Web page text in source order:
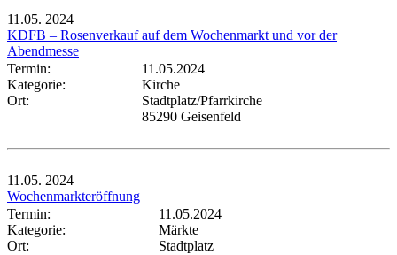
11.05. 2024
KDFB – Rosenverkauf auf dem Wochenmarkt und vor der
Abendmesse
Termin:
11.05.2024
Kategorie:
Kirche
Ort:
Stadtplatz/Pfarrkirche
85290 Geisenfeld
11.05. 2024
Wochenmarkteröffnung
Termin:
11.05.2024
Kategorie:
Märkte
Ort:
Stadtplatz